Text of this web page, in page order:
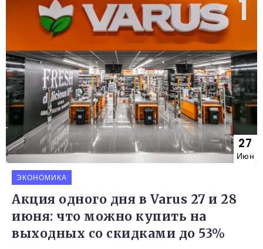
27
Июн
ЭКОНОМИКА
Акция одного дня в Varus 27 и 28
июня: что можно купить на
выходных со скидками до 53%